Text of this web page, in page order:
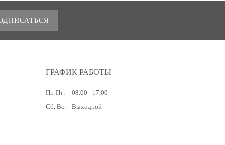
ГРАФИК РАБОТЫ
Пн-Пт:
08.00 - 17.00
Сб, Вс:
Выходной